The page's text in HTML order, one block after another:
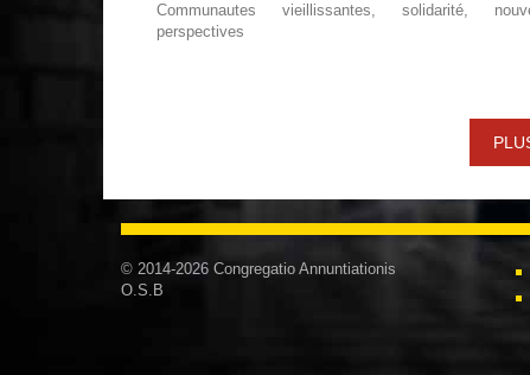
Communautes vieillissantes, solidarité,
perspectives
© 2014-2026 Congregatio Annuntiationis
O.S.B